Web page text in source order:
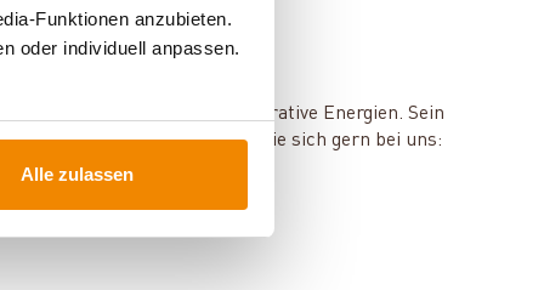
Funktionen anzubieten.
oder individuell anpassen.
Alle zulassen
Speichertechnik und regenerative Energien. Sein
und Services? Dann melden Sie sich gern bei uns: